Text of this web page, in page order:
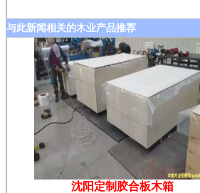
与此新闻相关的木业产品推荐
沈阳定制胶合板木箱